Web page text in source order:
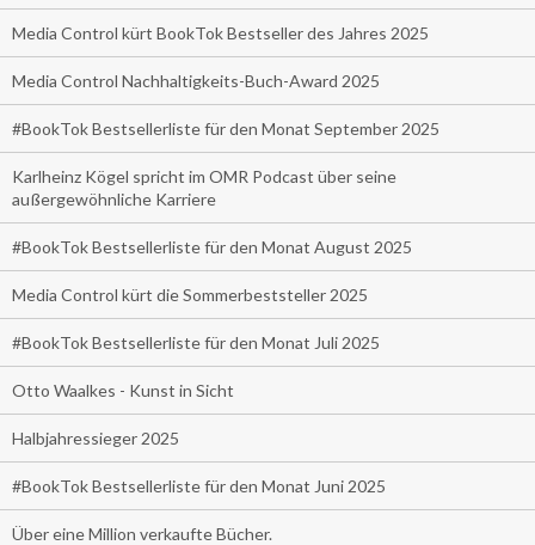
Media Control kürt BookTok Bestseller des Jahres 2025
Media Control Nachhaltigkeits-Buch-Award 2025
#BookTok Bestsellerliste für den Monat September 2025
Karlheinz Kögel spricht im OMR Podcast über seine
außergewöhnliche Karriere
#BookTok Bestsellerliste für den Monat August 2025
Media Control kürt die Sommerbeststeller 2025
#BookTok Bestsellerliste für den Monat Juli 2025
Otto Waalkes - Kunst in Sicht
Halbjahressieger 2025
#BookTok Bestsellerliste für den Monat Juni 2025
Über eine Million verkaufte Bücher.